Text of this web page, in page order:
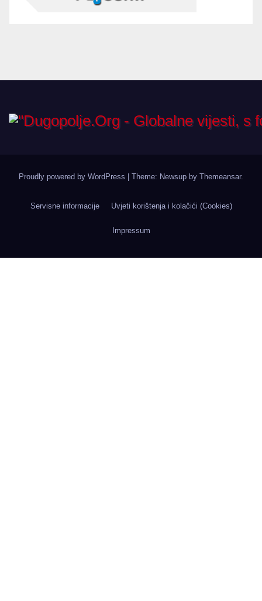
Proudly powered by WordPress | Theme: Newsup by Themeansar.
Servisne informacije Uvjeti korištenja i kolačići (Cookies)
Impressum